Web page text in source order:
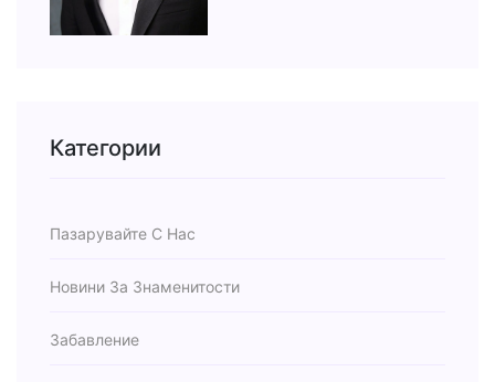
Категории
Пазарувайте С Нас
Новини За Знаменитости
Забавление